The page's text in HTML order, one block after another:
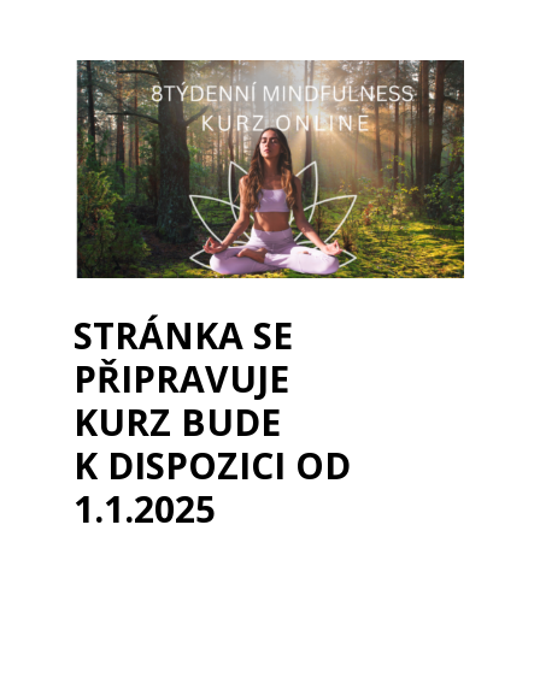
STRÁNKA SE
PŘIPRAVUJE
KURZ BUDE
K DISPOZICI OD
1.1.2025